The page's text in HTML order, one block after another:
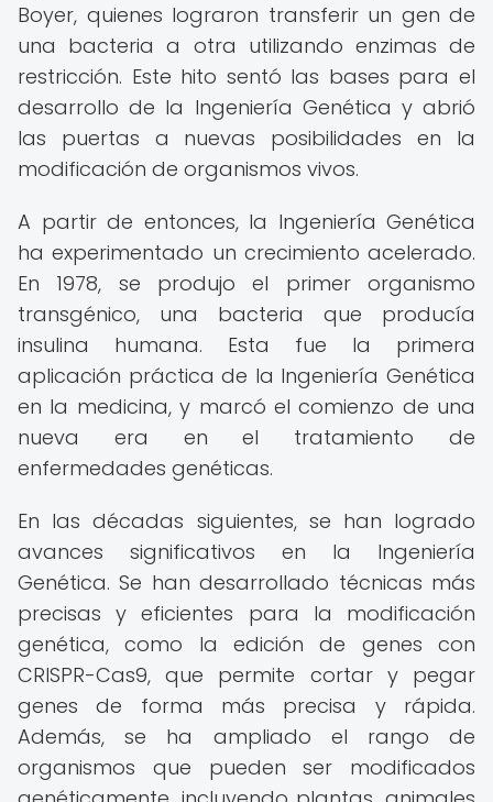
Boyer, quienes lograron transferir un gen de
una bacteria a otra utilizando enzimas de
restricción. Este hito sentó las bases para el
desarrollo de la Ingeniería Genética y abrió
las puertas a nuevas posibilidades en la
modificación de organismos vivos.
A partir de entonces, la Ingeniería Genética
ha experimentado un crecimiento acelerado.
En 1978, se produjo el primer organismo
transgénico, una bacteria que producía
insulina humana. Esta fue la primera
aplicación práctica de la Ingeniería Genética
en la medicina, y marcó el comienzo de una
nueva era en el tratamiento de
enfermedades genéticas.
En las décadas siguientes, se han logrado
avances significativos en la Ingeniería
Genética. Se han desarrollado técnicas más
precisas y eficientes para la modificación
genética, como la edición de genes con
CRISPR-Cas9, que permite cortar y pegar
genes de forma más precisa y rápida.
Además, se ha ampliado el rango de
organismos que pueden ser modificados